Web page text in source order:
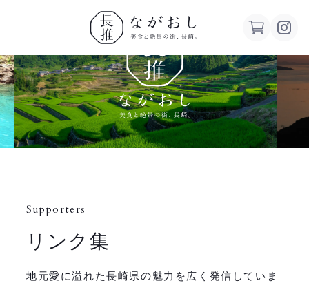
ながお
し 美食
と絶景の
Supporters
リンク集
地元愛に溢れた長崎県の魅力を広く発信していま